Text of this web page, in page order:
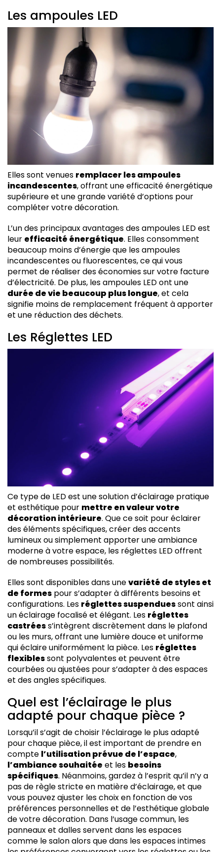
Les ampoules LED
Elles sont venues remplacer les ampoules
incandescentes, offrant une efficacité énergétique
supérieure et une grande variété d’options pour
compléter votre décoration.
L’un des principaux avantages des ampoules LED est
leur efficacité énergétique. Elles consomment
beaucoup moins d’énergie que les ampoules
incandescentes ou fluorescentes, ce qui vous
permet de réaliser des économies sur votre facture
d’électricité. De plus, les ampoules LED ont une
durée de vie beaucoup plus longue, et cela
signifie moins de remplacement fréquent à apporter
et une réduction des déchets.
Les Réglettes LED
Ce type de LED est une solution d’éclairage pratique
et esthétique pour mettre en valeur votre
décoration intérieure. Que ce soit pour éclairer
des éléments spécifiques, créer des accents
lumineux ou simplement apporter une ambiance
moderne à votre espace, les réglettes LED offrent
de nombreuses possibilités.
Elles sont disponibles dans unevariété de styles et
de formes pour s’adapter à différents besoins et
configurations. Les réglettes suspenduessont ainsi
un éclairage focalisé et élégant. Les réglettes
castréess’intègrent discrètement dans le plafond
ou les murs, offrant une lumière douce et uniforme
qui éclaire uniformément la pièce. Les réglettes
flexiblessont polyvalentes et peuvent être
courbées ou ajustées pour s’adapter à des espaces
et des angles spécifiques.
Quel est l’éclairage le plus
adapté pour chaque pièce ?
Lorsqu’il s’agit de choisir l’éclairage le plus adapté
pour chaque pièce, il est important de prendre en
compte l’utilisation prévue de l’espace,
l’ambiance souhaitée et les besoins
spécifiques. Néanmoins, gardez à l’esprit qu’il n’y a
pas de règle stricte en matière d’éclairage, et que
vous pouvez ajuster les choix en fonction de vos
préférences personnelles et de l’esthétique globale
de votre décoration. Dans l’usage commun, les
panneaux et dalles servent dans les espaces
comme le salon alors que dans les espaces intimes